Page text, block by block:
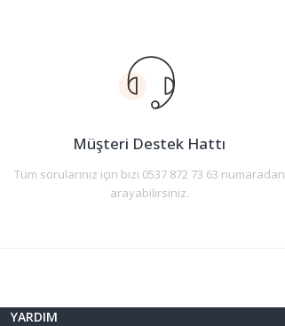
Müşteri Destek Hattı
Tüm sorularınız için bizi 0537 872 73 63 numaradan
arayabilirsiniz.
YARDIM